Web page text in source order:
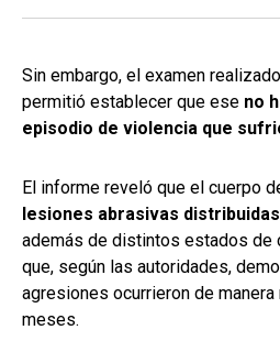
Sin embargo, el examen
permitió establecer que ese no
episodio de violencia que
El informe reveló que el cuerpo
lesiones abrasivas
además de distintos estados de
que, según las autoridades,
agresiones ocurrieron de
meses.